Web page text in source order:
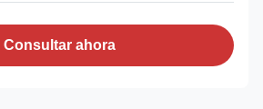
Consultar ahora